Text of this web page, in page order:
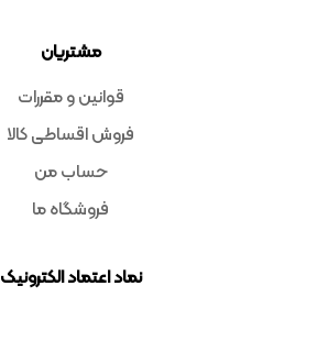
مشتریان
قوانین و مقررات
فروش اقساطی کالا
حساب من
فروشگاه ما
نماد اعتماد الکترونیک